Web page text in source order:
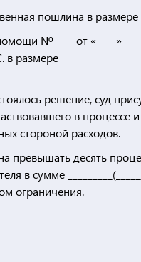
пошлина в размере
№____ от
решение, суд
в процессе
стороной расходов.
превышать десять
в сумме
ограничения.